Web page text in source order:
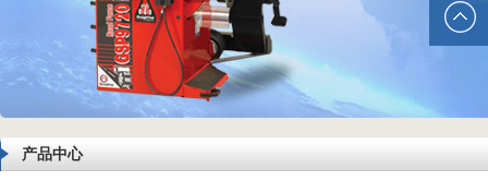
产品中心
在线咨